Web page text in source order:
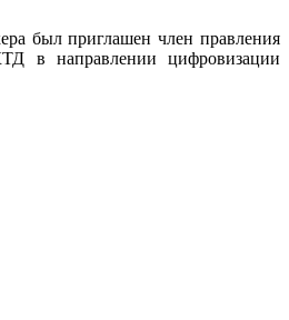
был приглашен член правления
в направлении цифровизации